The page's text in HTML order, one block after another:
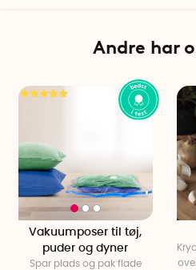
Andre har
Vakuumposer til tøj,
puder og dyner
Spar plads og pak flade